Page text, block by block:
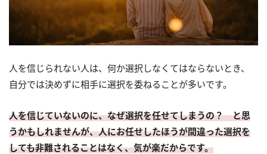
人を信じられない人は、何か選択しなくてはならないとき、
自分では決めずに相手に選択を委ねることが多いです。
人を信じていないのに、なぜ選択を任せてしまうの？ と思
うかもしれませんが、人にお任せしたほうが間違った選択を
しても非難されることはなく、気が楽だからです。